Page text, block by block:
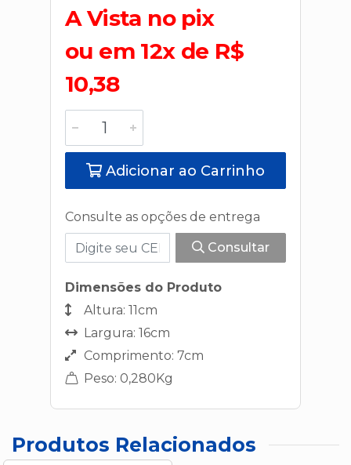
A Vista no pix
ou em 12x de R$
10,38
Adicionar ao Carrinho
Consulte as opções de entrega
Consultar
Dimensões do Produto
Altura: 11cm
Largura: 16cm
Comprimento: 7cm
Peso: 0,280Kg
Produtos Relacionados